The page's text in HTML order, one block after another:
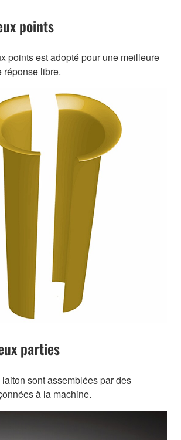
points
points est adopté pour une meilleure
réponse libre.
parties
sont assemblées par des
à la machine.